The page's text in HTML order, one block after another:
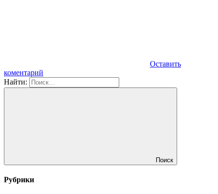
Оставить
коментарий
Найти:
Поиск
Рубрики